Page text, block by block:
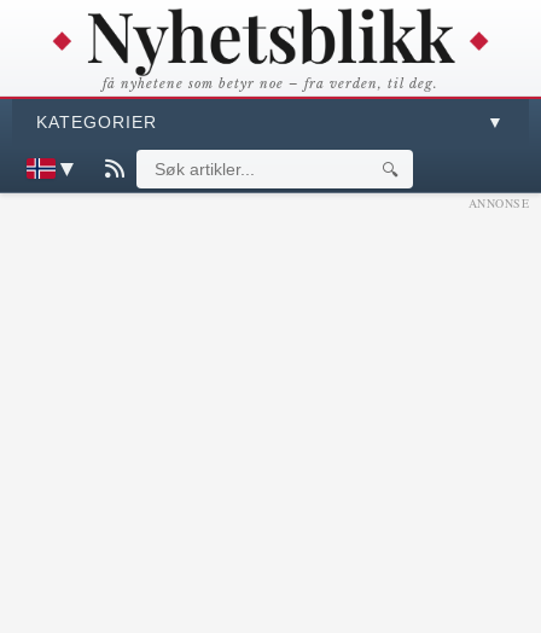
få nyhetene som betyr noe – fra verden, til deg.
KATEGORIER ▼
▼ 🔍
ANNONSE